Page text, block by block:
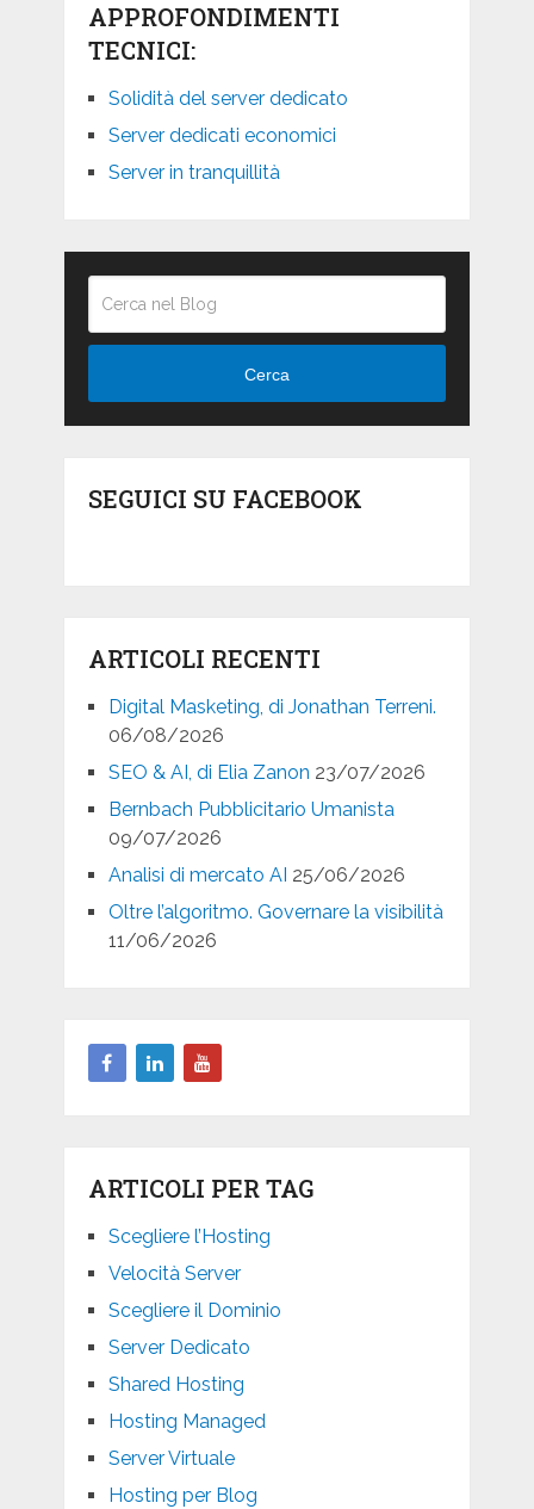
APPROFONDIMENTI
TECNICI:
Solidità del server dedicato
Server dedicati economici
Server in tranquillità
Cerca
SEGUICI SU FACEBOOK
ARTICOLI RECENTI
Digital Masketing, di Jonathan Terreni.
06/08/2026
SEO & AI, di Elia Zanon 23/07/2026
Bernbach Pubblicitario Umanista
09/07/2026
Analisi di mercato AI 25/06/2026
Oltre l’algoritmo. Governare la visibilità
11/06/2026
ARTICOLI PER TAG
Scegliere l’Hosting
Velocità Server
Scegliere il Dominio
Server Dedicato
Shared Hosting
Hosting Managed
Server Virtuale
Hosting per Blog